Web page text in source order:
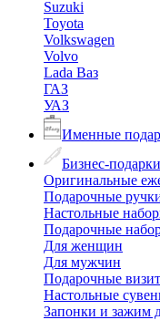
Suzuki
Toyota
Volkswagen
Volvo
Lada Ваз
ГАЗ
УАЗ
Именные
Бизнес-подарки
Оригинальные
Подарочные
Настольные
Подарочные
Для женщин
Для мужчин
Подарочные
Настольные
Запонки и зажим